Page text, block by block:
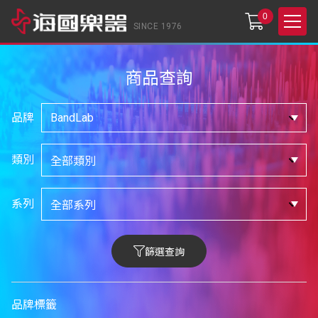
SINCE 1976
0
商品查詢
品牌
類別
系列
篩選查詢
品牌標籤